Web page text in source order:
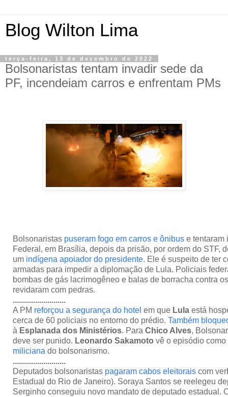
Blog Wilton Lima
terça-feira, 13 de dezembro de 2022
Bolsonaristas tentam invadir sede da
PF, incendeiam carros e enfrentam PMs
Bolsonaristas puseram fogo em carros e ônibus e tentaram
Federal, em Brasília, depois da prisão, por ordem do STF,
um indígena apoiador do presidente. Ele é suspeito de ter
armadas para impedir a diplomação de Lula. Policiais
bombas de gás lacrimogêneo e balas de borracha contra
revidaram com pedras.
..........................
A PM reforçou a segurança do hotel em que Lula está
cerca de 60 policiais no entorno do prédio. Também
à Esplanada dos Ministérios. Para Chico Alves,
deve ser punido. Leonardo Sakamoto vê o episódio como
miliciana do bolsonarismo.
..........................
Deputados bolsonaristas pagaram cabos eleitorais com
Estadual do Rio de Janeiro). Soraya Santos se reelegeu
Serginho conseguiu novo mandato de deputado estadual.